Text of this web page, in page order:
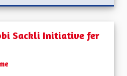
Sackli Initiative fer